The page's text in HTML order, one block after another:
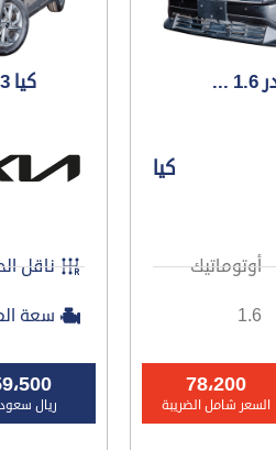
كيا
أوتوماتيك
1.6
78،200
السعر شامل الضريبة
كيا GL 1.6 K3 استاند...
ناقل
سعة
ريال